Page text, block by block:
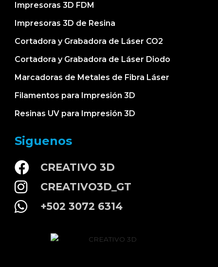
Impresoras 3D FDM
Impresoras 3D de Resina
Cortadora y Grabadora de Láser CO2
Cortadora y Grabadora de Láser Diodo
Marcadoras de Metales de Fibra Láser
Filamentos para Impresión 3D
Resinas UV para Impresión 3D
Siguenos
CREATIVO 3D
CREATIVO3D_GT
+502 3072 6314